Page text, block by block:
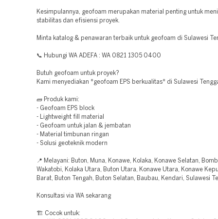
Kesimpulannya, geofoam merupakan material penting untuk
stabilitas dan efisiensi proyek.
Minta katalog & penawaran terbaik untuk geofoam di Sulawesi
📞 Hubungi WA ADEFA : WA 0821 1305 0400
Butuh geofoam untuk proyek?
Kami menyediakan *geofoam EPS berkualitas* di Sulawesi
🧱 Produk kami:
- Geofoam EPS block
- Lightweight fill material
- Geofoam untuk jalan & jembatan
- Material timbunan ringan
- Solusi geoteknik modern
📍 Melayani: Buton, Muna, Konawe, Kolaka, Konawe Selatan,
Wakatobi, Kolaka Utara, Buton Utara, Konawe Utara, Konawe
Barat, Buton Tengah, Buton Selatan, Baubau, Kendari, Sulawesi
Konsultasi via WA sekarang
🏗️ Cocok untuk: